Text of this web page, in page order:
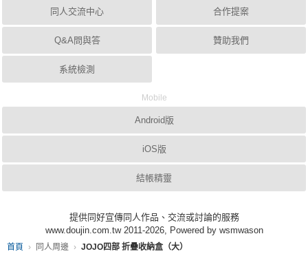
首頁 同人周邊 JOJO四部 折疊收納盒（大）
同人交流中心
Q&A問與答
系統檢測
合作提案
贊助我們
Mobile
Android版
iOS版
結帳精靈
提供同好宣傳同人作品、交流或討論的服務
www.doujin.com.tw 2011-2026, Powered by wsmwason